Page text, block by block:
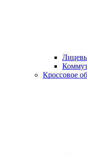
Кроссовое